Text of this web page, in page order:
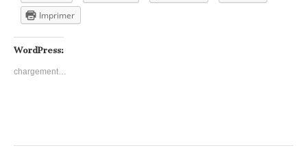
Imprimer
WordPress:
chargement…